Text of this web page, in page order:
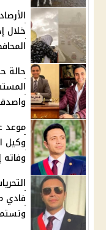
حالة
موعد
وكيل
فادي